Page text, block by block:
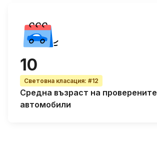
10
Световна класация: #12
Средна възраст на проверените
автомобили